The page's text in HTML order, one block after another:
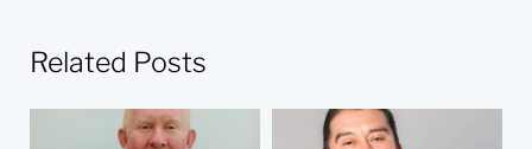
Related Posts